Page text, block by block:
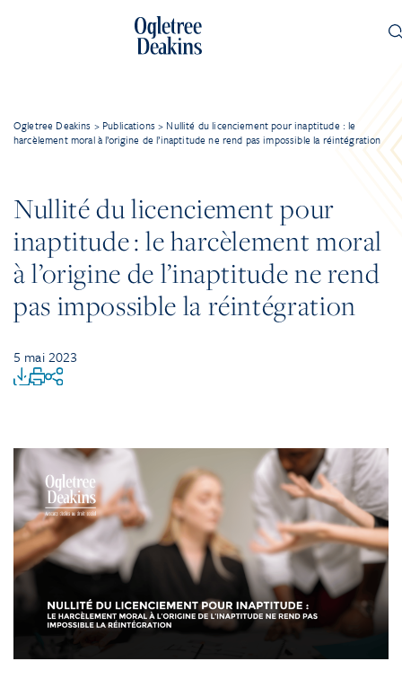
Ogletree Deakins > Publications > Nullité du licenciement pour inaptitude : le
harcèlement moral à l’origine de l’inaptitude ne rend pas impossible la réintégration
Nullité du licenciement pour
inaptitude : le harcèlement moral
à l’origine de l’inaptitude ne rend
pas impossible la réintégration
5 mai 2023